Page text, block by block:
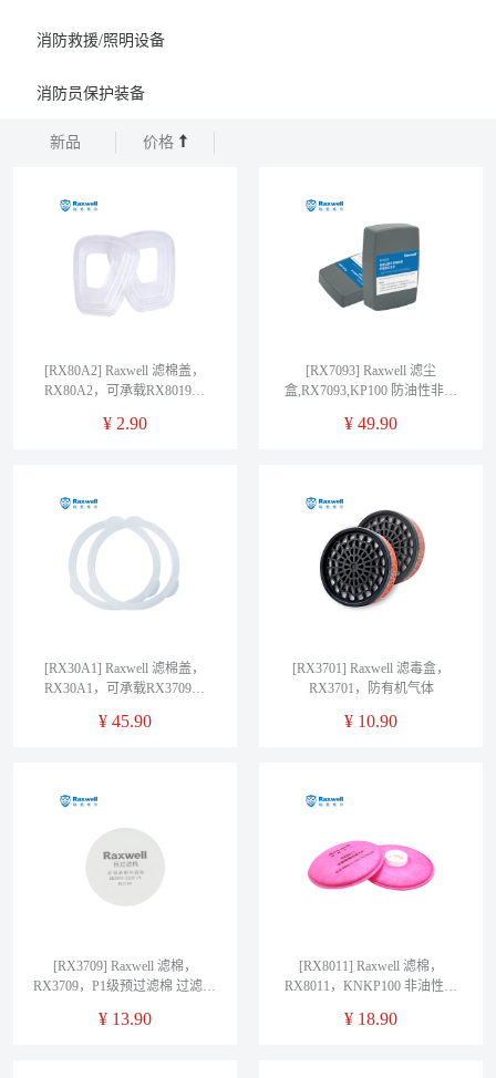
消防救援/照明设备
消防员保护装备
新品 价格
[RX80A2] Raxwell 滤棉盖，
RX80A2，可承载RX8019滤
¥ 2.90
[RX7093] Raxwell 滤尘
盒,RX7093,KP100 防油性非油
¥49.90
[RX30A1] Raxwell 滤棉盖，
RX30A1，可承载RX3709滤
¥ 45.90
[RX3701] Raxwell 滤毒盒，
RX3701，防有机气体
¥ 10.90
[RX3709] Raxwell 滤棉，
RX3709，P1级预过滤棉 过滤效
¥ 13.90
[RX8011] Raxwell 滤棉，
RX8011，KNKP100 非油性颗
个/袋
¥ 18.90